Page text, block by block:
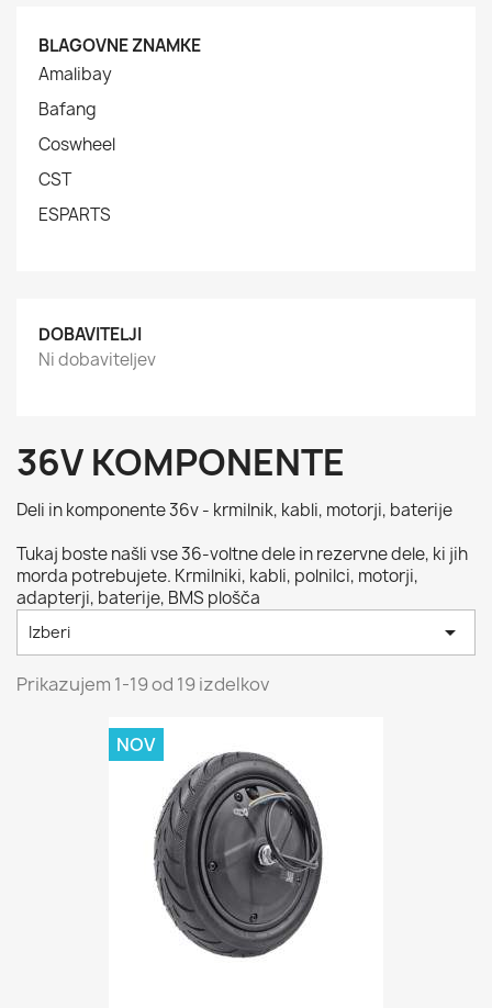
BLAGOVNE ZNAMKE
Amalibay
Bafang
Coswheel
CST
ESPARTS
DOBAVITELJI
Ni dobaviteljev
36V KOMPONENTE
Deli in komponente 36v - krmilnik, kabli, motorji, baterije
Tukaj boste našli vse 36-voltne dele in rezervne dele, ki jih
morda potrebujete. Krmilniki, kabli, polnilci, motorji,
adapterji, baterije, BMS plošča
Izberi 
Prikazujem 1-19 od 19 izdelkov
NOV